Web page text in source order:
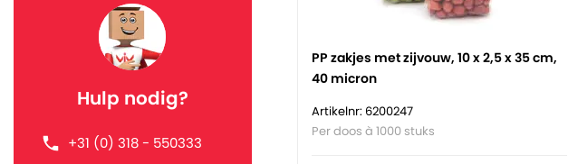
Hulp nodig?
+31 (0) 318 - 550333
PP zakjes met zijvouw, 10 x 2,5 x 35 cm,
40 micron
Artikelnr: 6200247
Per doos à 1000 stuks